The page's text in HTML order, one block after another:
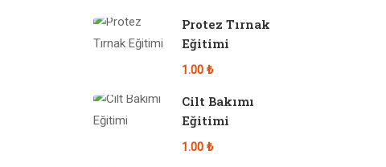
Protez Tırnak
Eğitimi
1.00 ₺
Cilt Bakımı
Eğitimi
1.00 ₺